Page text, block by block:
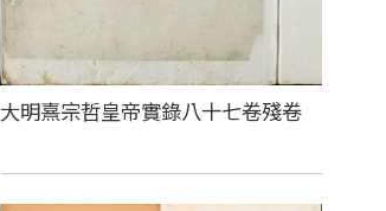
大明熹宗哲皇帝實錄八十七卷殘卷